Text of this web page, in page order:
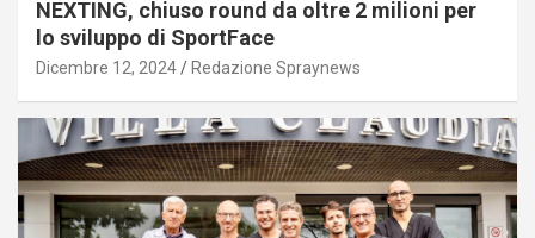
NEXTING, chiuso round da oltre 2 milioni per
lo sviluppo di SportFace
Dicembre 12, 2024 Redazione Spraynews